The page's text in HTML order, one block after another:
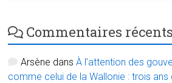
Commentaires récents
Arsène dansÀ l’attention des
comme celui de la Wallonie : trois ans